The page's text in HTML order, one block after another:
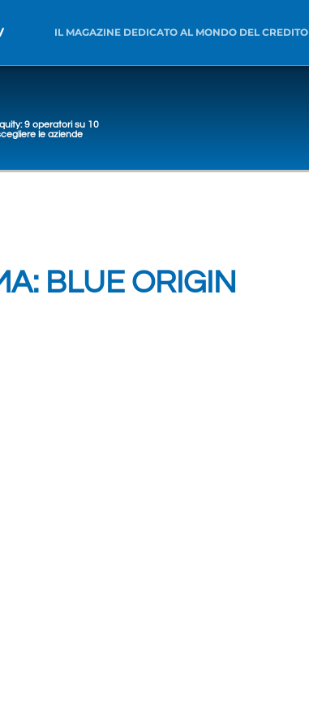
IL MAGAZINE DEDICATO AL MONDO DEL CREDITO
9 operatori su 10
le aziende
BLUE ORIGIN